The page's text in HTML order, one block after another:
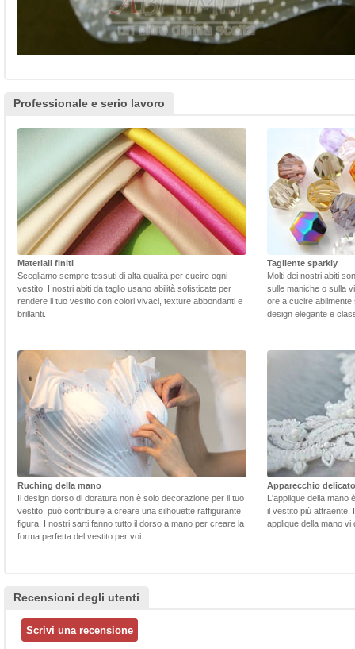
Professionale e serio lavoro
Materiali finiti
Scegliamo sempre tessuti di alta qualità per cucire ogni
vestito. I nostri abiti da taglio usano abilità sofisticate per
rendere il tuo vestito con colori vivaci, texture abbondanti e
brillanti.
Tagliente sparkly
Molti dei nostri abiti
sulle maniche o sulla
ore a cucire
design elegante e
Ruching della mano
Il design dorso di doratura non è solo decorazione per il tuo
vestito, può contribuire a creare una silhouette raffigurante
figura. I nostri sarti fanno tutto il dorso a mano per creare la
forma perfetta del vestito per voi.
Apparecchio delicato
L'applique della
il vestito più attraente.
applique della mano
Recensioni degli utenti